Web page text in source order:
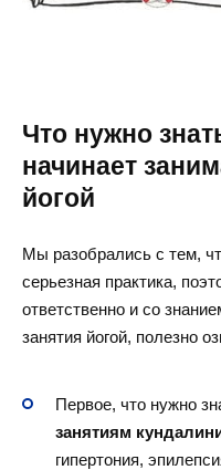
Что нужно
начинает
йогой
Мы разобрались с тем,
серьезная практика,
ответственно и со
занятия йогой, полезно
Первое, что нужно
занятиям
гипертония,